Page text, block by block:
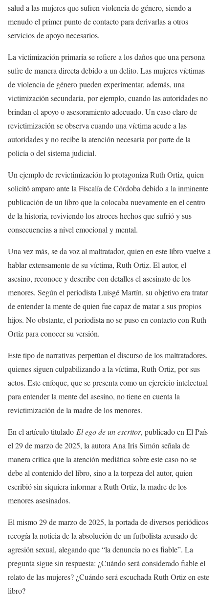
salud a las mujeres que sufren violencia de género, siendo a
menudo el primer punto de contacto para derivarlas a otros
servicios de apoyo necesarios.
La victimización primaria se refiere a los daños que una persona
sufre de manera directa debido a un delito. Las mujeres víctimas
de violencia de género pueden experimentar, además, una
victimización secundaria, por ejemplo, cuando las autoridades no
brindan el apoyo o asesoramiento adecuado. Un caso claro de
revictimización se observa cuando una víctima acude a las
autoridades y no recibe la atención necesaria por parte de la
policía o del sistema judicial.
Un ejemplo de revictimización lo protagoniza Ruth Ortiz, quien
solicitó amparo ante la Fiscalía de Córdoba debido a la inminente
publicación de un libro que la colocaba nuevamente en el centro
de la historia, reviviendo los atroces hechos que sufrió y sus
consecuencias a nivel emocional y mental.
Una vez más, se da voz al maltratador, quien en este libro vuelve a
hablar extensamente de su víctima, Ruth Ortiz. El autor, el
asesino, reconoce y describe con detalles el asesinato de los
menores. Según el periodista Luisgé Martín, su objetivo era tratar
de entender la mente de quien fue capaz de matar a sus propios
hijos. No obstante, el periodista no se puso en contacto con Ruth
Ortiz para conocer su versión.
Este tipo de narrativas perpetúan el discurso de los maltratadores,
quienes siguen culpabilizando a la víctima, Ruth Ortiz, por sus
actos. Este enfoque, que se presenta como un ejercicio intelectual
para entender la mente del asesino, no tiene en cuenta la
revictimización de la madre de los menores.
En el artículo titulado El ego de un escritor, publicado en El País
el 29 de marzo de 2025, la autora Ana Iris Simón señala de
manera crítica que la atención mediática sobre este caso no se
debe al contenido del libro, sino a la torpeza del autor, quien
escribió sin siquiera informar a Ruth Ortiz, la madre de los
menores asesinados.
El mismo 29 de marzo de 2025, la portada de diversos periódicos
recogía la noticia de la absolución de un futbolista acusado de
agresión sexual, alegando que “la denuncia no es fiable”. La
pregunta sigue sin respuesta: ¿Cuándo será considerado fiable el
relato de las mujeres? ¿Cuándo será escuchada Ruth Ortiz en este
libro?